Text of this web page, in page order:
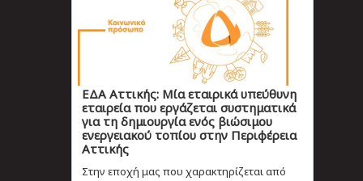
ΕΔΑ Αττικής: Μία εταιρικά υπεύθυνη
εταιρεία που εργάζεται συστηματικά
για τη δημιουργία ενός βιώσιμου
ενεργειακού τοπίου στην Περιφέρεια
Αττικής
Στην εποχή μας που χαρακτηρίζεται από